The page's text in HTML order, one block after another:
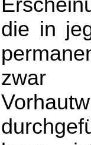
die in